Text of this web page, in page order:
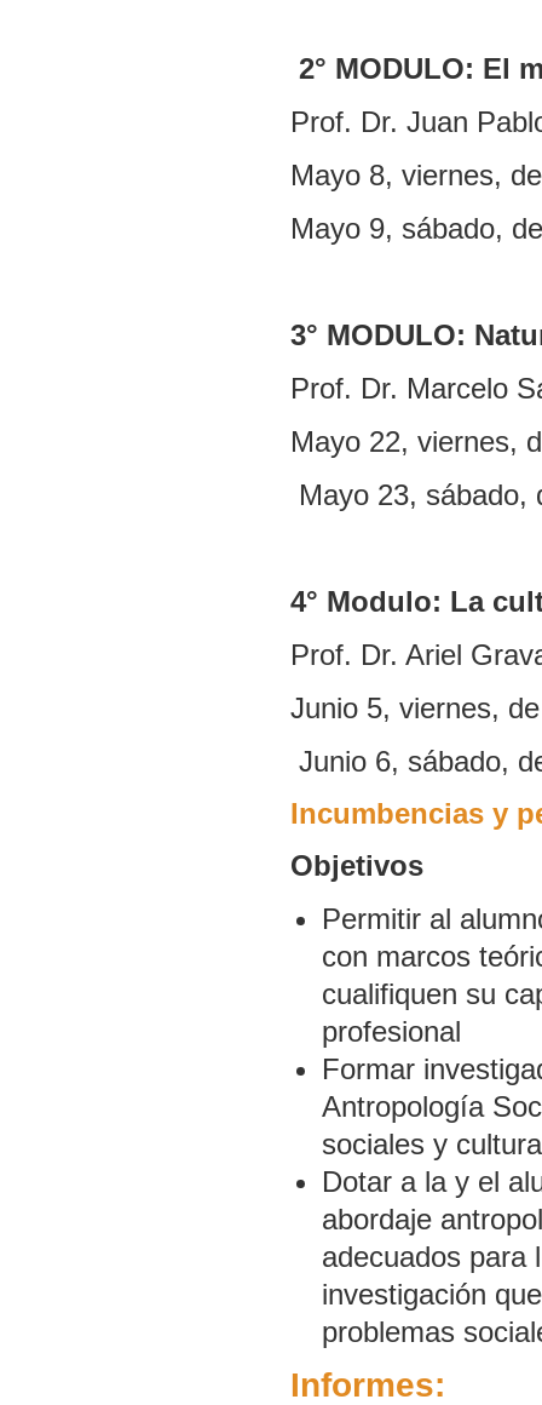
2° MODULO: El
Prof. Dr. Juan
Mayo 8, viernes,
Mayo 9, sábado,
3° MODULO:
Prof. Dr. Marcelo
Mayo 22, viernes,
Mayo 23, sábado,
4° Modulo: La
Prof. Dr. Ariel
Junio 5, viernes,
Junio 6, sábado,
Incumbencias y
Objetivos
Permitir al
con marcos
cualifiquen su
profesional
Formar
Antropología
sociales y
Dotar a la y el
abordaje
adecuados para
investigación
problemas
Informes: